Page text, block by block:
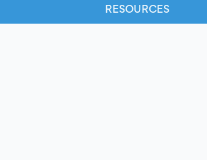
RESOURCES
Your Tickets